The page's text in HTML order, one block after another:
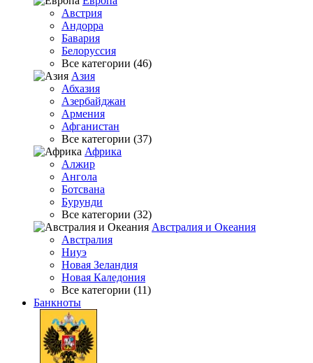
Австрия
Андорра
Бавария
Белоруссия
Все категории (46)
Азия
Абхазия
Азербайджан
Армения
Афганистан
Все категории (37)
Африка
Алжир
Ангола
Ботсвана
Бурунди
Все категории (32)
Австралия и Океания
Австралия
Ниуэ
Новая Зеландия
Новая Каледония
Все категории (11)
Банкноты